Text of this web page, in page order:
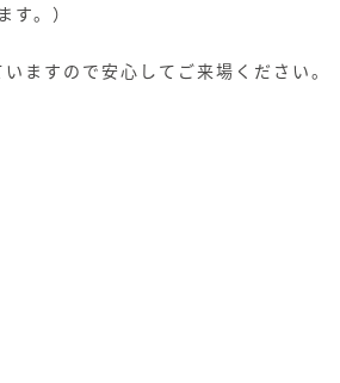
。）
ますので安心してご来場ください。